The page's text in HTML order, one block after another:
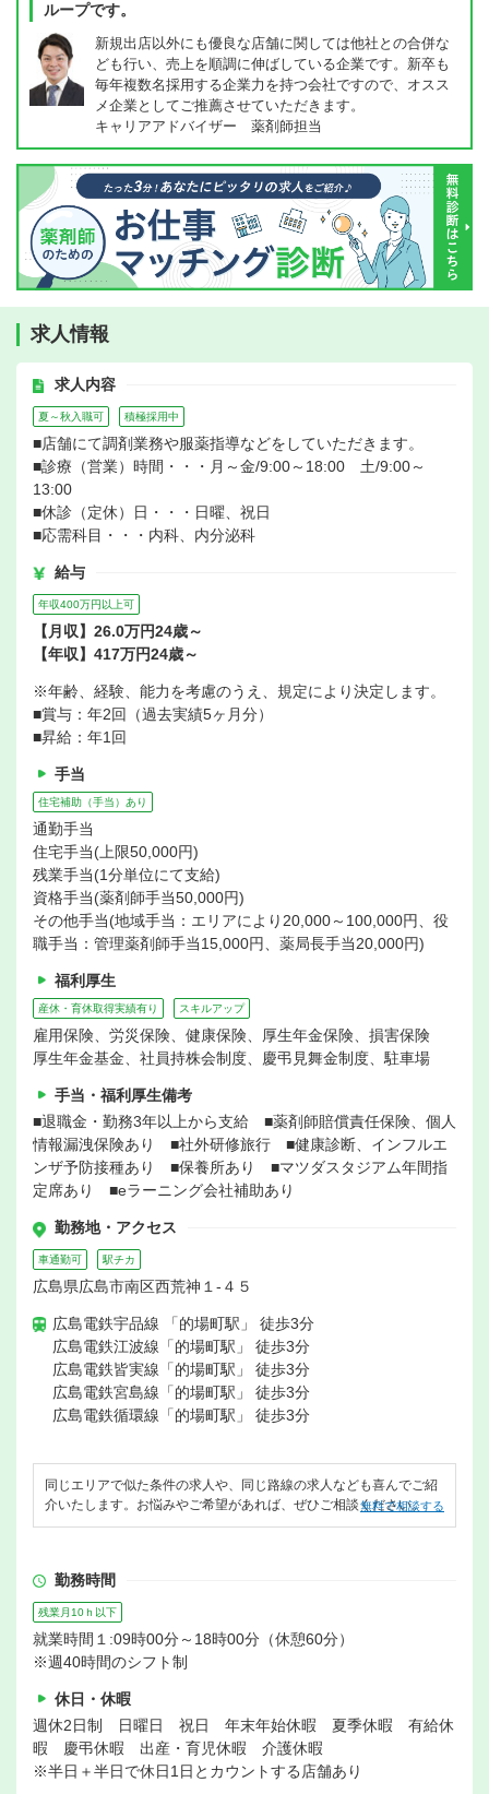
ループです。
新規出店以外にも優良な店舗に関しては他社との合併な
ども行い、売上を順調に伸ばしている企業です。新卒も
毎年複数名採用する企業力を持つ会社ですので、オスス
メ企業としてご推薦させていただきます。
キャリアアドバイザー 薬剤師担当
求人情報
求人内容
夏～秋入職可 積極採用中
■店舗にて調剤業務や服薬指導などをしていただきます。
■診療（営業）時間・・・月～金/9:00～18:00 土/9:00～
13:00
■休診（定休）日・・・日曜、祝日
■応需科目・・・内科、内分泌科
給与
年収400万円以上可
【月収】26.0万円24歳～
【年収】417万円24歳～
※年齢、経験、能力を考慮のうえ、規定により決定します。
■賞与：年2回（過去実績5ヶ月分）
■昇給：年1回
手当
住宅補助（手当）あり
通勤手当
住宅手当(上限50,000円)
残業手当(1分単位にて支給)
資格手当(薬剤師手当50,000円)
その他手当(地域手当：エリアにより20,000～100,000円、役
職手当：管理薬剤師手当15,000円、薬局長手当20,000円)
福利厚生
産休・育休取得実績有り スキルアップ
雇用保険、労災保険、健康保険、厚生年金保険、損害保険
厚生年金基金、社員持株会制度、慶弔見舞金制度、駐車場
手当・福利厚生備考
■退職金・勤務3年以上から支給 ■薬剤師賠償責任保険、個人
情報漏洩保険あり ■社外研修旅行 ■健康診断、インフルエ
ンザ予防接種あり ■保養所あり ■マツダスタジアム年間指
定席あり ■eラーニング会社補助あり
勤務地・アクセス
車通勤可 駅チカ
広島県広島市南区西荒神１-４５
広島電鉄宇品線 「的場町駅」 徒歩3分
広島電鉄江波線「的場町駅」 徒歩3分
広島電鉄皆実線「的場町駅」 徒歩3分
広島電鉄宮島線「的場町駅」 徒歩3分
広島電鉄循環線「的場町駅」 徒歩3分
同じエリアで似た条件の求人や、同じ路線の求人なども喜んでご紹
介いたします。お悩みやご希望があれば、ぜひご相談ください。
無料で相談する
勤務時間
残業月10ｈ以下
就業時間１:09時00分～18時00分（休憩60分）
※週40時間のシフト制
休日・休暇
週休2日制 日曜日 祝日 年末年始休暇 夏季休暇 有給休
暇 慶弔休暇 出産・育児休暇 介護休暇
※半日＋半日で休日1日とカウントする店舗あり